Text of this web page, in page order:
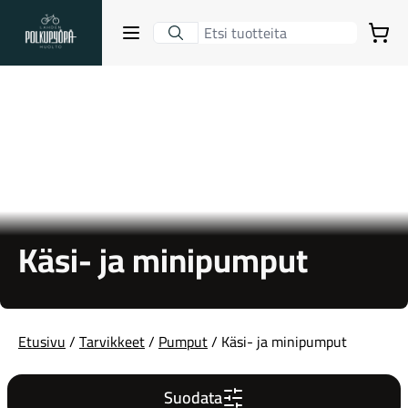
Lahden Polkupyörähuolto - etusivulle
Avaa sulje valikko
Gravel-pyörät
Ostoskori
Käsi- ja minipumput
Etusivu/Tarvikkeet/Pumput/ Käsi- ja minipumput
Suodata